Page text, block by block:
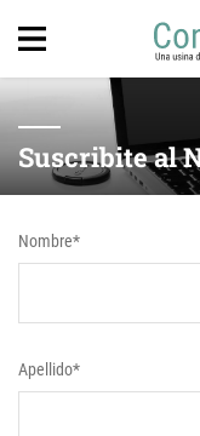
Suscribite al
Nombre*
Apellido*